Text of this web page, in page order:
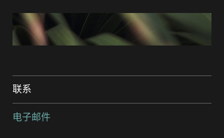
联系
电子邮件